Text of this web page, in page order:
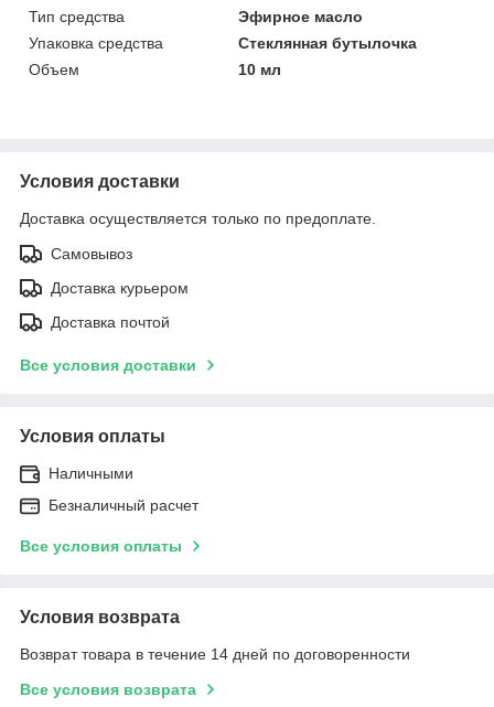
Тип средства
Эфирное масло
Упаковка средства
Стеклянная бутылочка
Объем
10 мл
Условия доставки
Доставка осуществляется только по предоплате.
Самовывоз
Доставка курьером
Доставка почтой
Все условия доставки
Условия оплаты
Наличными
Безналичный расчет
Все условия оплаты
Условия возврата
Возврат товара в течение 14 дней по договоренности
Все условия возврата